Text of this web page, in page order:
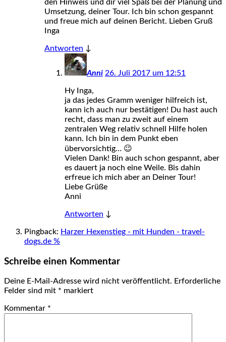
den Hinweis und dir viel Spaß bei der Planung und
Umsetzung, deiner Tour. Ich bin schon gespannt
und freue mich auf deinen Bericht. Lieben Gruß
Inga
Antworten ↓
Anni 26. Juli 2017 um 12:51
Hy Inga,
ja das jedes Gramm weniger hilfreich ist,
kann ich auch nur bestätigen! Du hast auch
recht, dass man zu zweit auf einem
zentralen Weg relativ schnell Hilfe holen
kann. Ich bin in dem Punkt eben
übervorsichtig… 😉
Vielen Dank! Bin auch schon gespannt, aber
es dauert ja noch eine Weile. Bis dahin
erfreue ich mich aber an Deiner Tour!
Liebe Grüße
Anni
Antworten ↓
Pingback: Harzer Hexenstieg - mit Hunden - travel-
dogs.de %
Schreibe einen Kommentar
Deine E-Mail-Adresse wird nicht veröffentlicht. Erforderliche
Felder sind mit * markiert
Kommentar *